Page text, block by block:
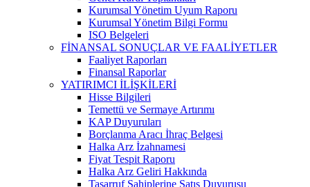
Kurumsal Yönetim Uyum Raporu
Kurumsal Yönetim Bilgi Formu
ISO Belgeleri
FİNANSAL SONUÇLAR VE FAALİYETLER
Faaliyet Raporları
Finansal Raporlar
YATIRIMCI İLİŞKİLERİ
Hisse Bilgileri
Temettü ve Sermaye Artırımı
KAP Duyuruları
Borçlanma Aracı İhraç Belgesi
Halka Arz İzahnamesi
Fiyat Tespit Raporu
Halka Arz Geliri Hakkında
Tasarruf Sahiplerine Satış Duyurusu